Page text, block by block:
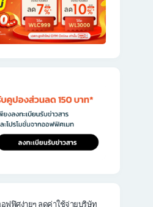
ฟฟิศง่ายๆ ลดค่าใช้จ่ายบริษัท